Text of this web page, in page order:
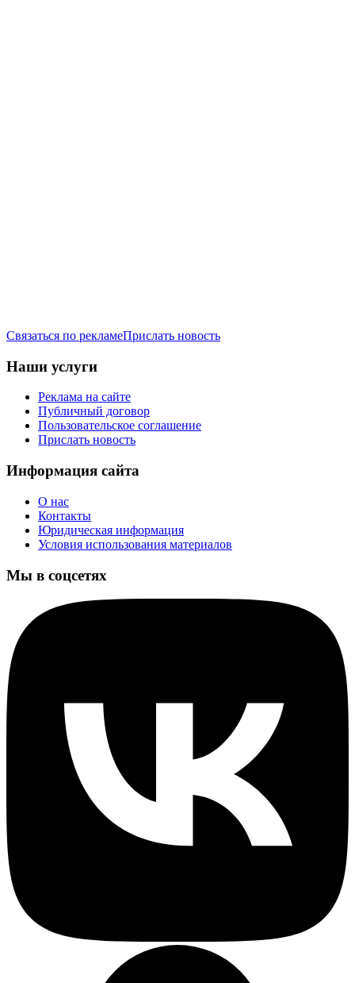
Связаться по рекламеПрислать новость
Наши услуги
Реклама на сайте
Публичный договор
Пользовательское соглашение
Прислать новость
Информация сайта
О нас
Контакты
Юридическая информация
Условия использования материалов
Мы в соцсетях